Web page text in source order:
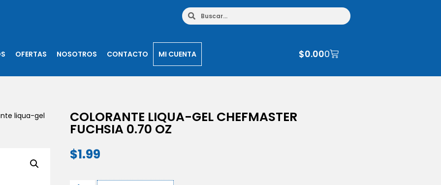
OFERTAS NOSOTROS CONTACTO MI CUENTA $0.000
liqua-gel COLORANTE LIQUA-GEL CHEFMASTER
FUCHSIA 0.70 OZ
$1.99